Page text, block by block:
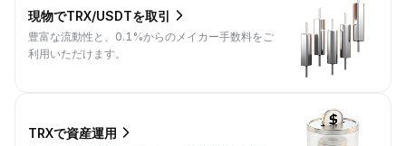
現物でTRX/USDTを取引
豊富な流動性と、0.1%からのメイカー手数料をご
利用いただけます。
TRXで資産運用